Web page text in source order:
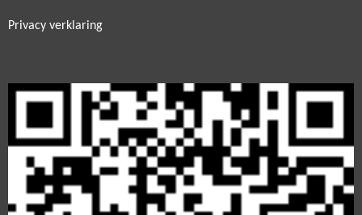
Privacy verklaring